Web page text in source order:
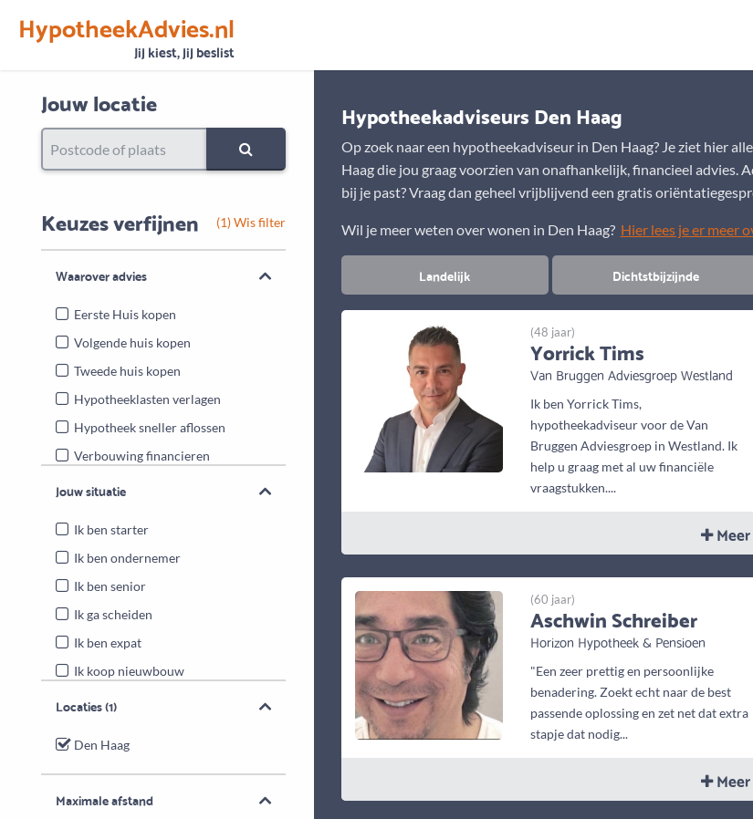
HypotheekAdvies.nl
Jij kiest, jij beslist
VertrouwenAlle basisgegevens zijn gecontroleerd
Jouw locatie
Keuzes verfijnen (1) Wis filter
Waarover advies
Eerste Huis kopen
Volgende huis kopen
Tweede huis kopen
Hypotheeklasten verlagen
Hypotheek sneller aflossen
Verbouwing financieren
Energiebesparende maatregelen
Jouw situatie
Ik ben starter
Ik ben ondernemer
Ik ben senior
Ik ga scheiden
Ik ben expat
Ik koop nieuwbouw
Locaties(1)
Den Haag
Maximale afstand
Hypotheekadviseurs Den Haag
Op zoek naar een hypotheekadviseur in Den Haag? Je ziet hier
Haag die jou graag voorzien van onafhankelijk, financieel advies.
bij je past? Vraag dan geheel vrijblijvend een gratis
Wil je meer weten over wonen in Den Haag? Hier lees je er meer
Landelijk Dichtstbijzijnde
(48 jaar)
Yorrick Tims
Van Bruggen Adviesgroep Westland
Ik ben Yorrick Tims,
hypotheekadviseur voor de Van
Bruggen Adviesgroep in Westland. Ik
help u graag met al uw financiële
vraagstukken....
(60 jaar)
Aschwin Schreiber
Horizon Hypotheek & Pensioen
"Een zeer prettig en persoonlijke
benadering. Zoekt echt naar de best
passende oplossing en zet net dat extra
stapje dat nodig...